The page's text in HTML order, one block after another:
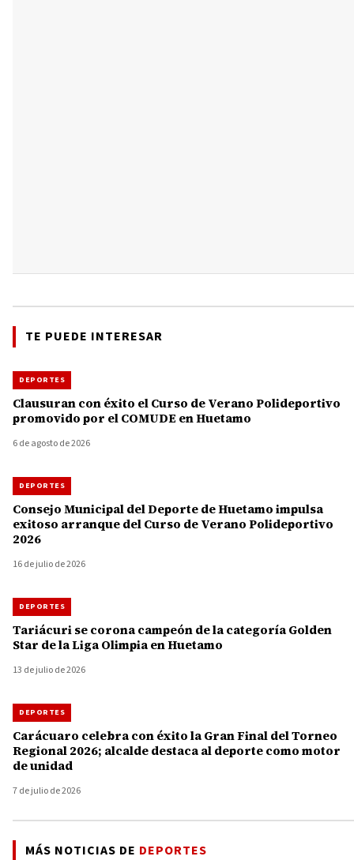
TE PUEDE INTERESAR
DEPORTES
Clausuran con éxito el Curso de Verano Polideportivo
promovido por el COMUDE en Huetamo
6 de agosto de 2026
DEPORTES
Consejo Municipal del Deporte de Huetamo impulsa
exitoso arranque del Curso de Verano Polideportivo
2026
16 de julio de 2026
DEPORTES
Tariácuri se corona campeón de la categoría Golden
Star de la Liga Olimpia en Huetamo
13 de julio de 2026
DEPORTES
Carácuaro celebra con éxito la Gran Final del Torneo
Regional 2026; alcalde destaca al deporte como motor
de unidad
7 de julio de 2026
MÁS NOTICIAS DE DEPORTES